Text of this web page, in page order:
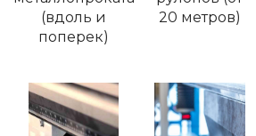
(вдоль и
поперек)
20 метров)